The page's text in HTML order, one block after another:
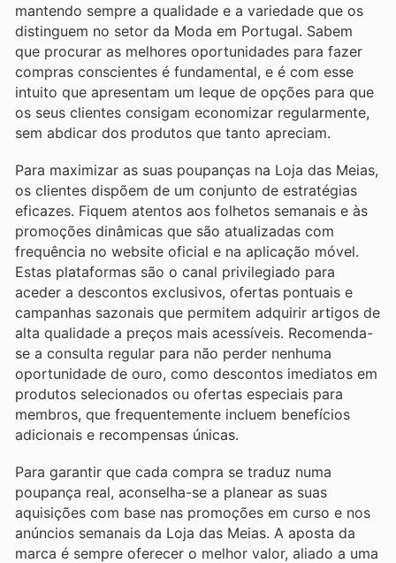
mantendo sempre a qualidade e a variedade que os
distinguem no setor da Moda em Portugal. Sabem
que procurar as melhores oportunidades para fazer
compras conscientes é fundamental, e é com esse
intuito que apresentam um leque de opções para que
os seus clientes consigam economizar regularmente,
sem abdicar dos produtos que tanto apreciam.
Para maximizar as suas poupanças na Loja das Meias,
os clientes dispõem de um conjunto de estratégias
eficazes. Fiquem atentos aos folhetos semanais e às
promoções dinâmicas que são atualizadas com
frequência no website oficial e na aplicação móvel.
Estas plataformas são o canal privilegiado para
aceder a descontos exclusivos, ofertas pontuais e
campanhas sazonais que permitem adquirir artigos de
alta qualidade a preços mais acessíveis. Recomenda-
se a consulta regular para não perder nenhuma
oportunidade de ouro, como descontos imediatos em
produtos selecionados ou ofertas especiais para
membros, que frequentemente incluem benefícios
adicionais e recompensas únicas.
Para garantir que cada compra se traduz numa
poupança real, aconselha-se a planear as suas
aquisições com base nas promoções em curso e nos
anúncios semanais da Loja das Meias. A aposta da
marca é sempre oferecer o melhor valor, aliado a uma